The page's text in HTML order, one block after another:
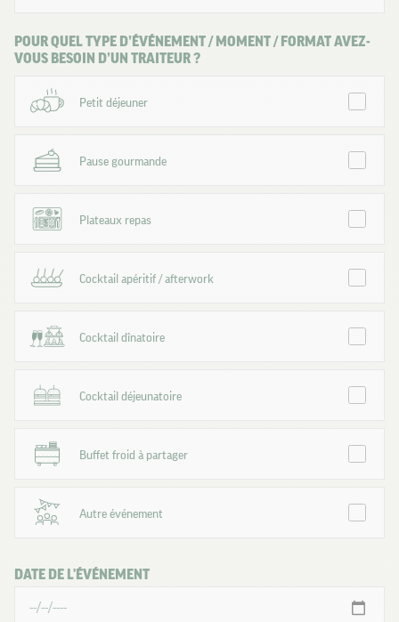
POUR QUEL TYPE D’ÉVÉNEMENT / MOMENT / FORMAT AVEZ-
VOUS BESOIN D’UN TRAITEUR ?
Petit déjeuner
Pause gourmande
Plateaux repas
Cocktail apéritif / afterwork
Cocktail dînatoire
Cocktail déjeunatoire
Buffet froid à partager
Autre événement
DATE DE L'ÉVÉNEMENT